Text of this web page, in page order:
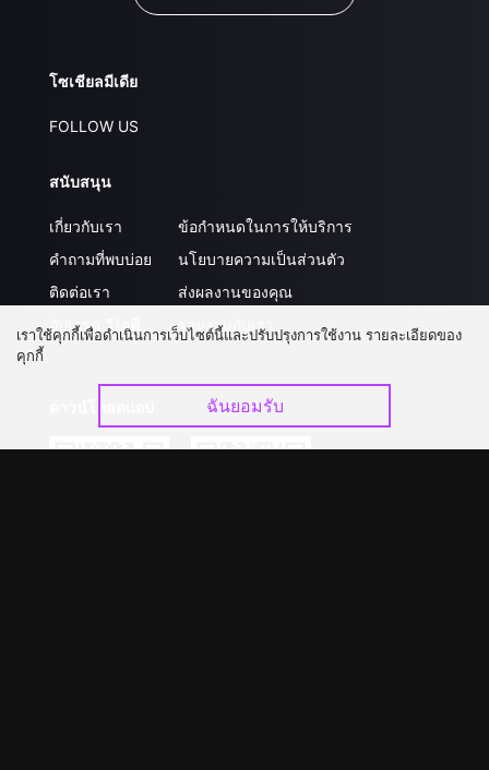
โซเชียลมีเดีย
FOLLOW US
สนับสนุน
เกี่ยวกับเรา
คำถามที่พบบ่อย
ติดต่อเรา
อัปเกรด วีไอพี
ข้อกำหนดในการให้บริการ
นโยบายความเป็นส่วนตัว
ส่งผลงานของคุณ
ร่วมงานกับเรา
เราใช้คุกกี้เพื่อดำเนินการเว็บไซต์นี้และปรับปรุงการใช้งาน รายละเอียดของ
คุกกี้
ฉันยอมรับ